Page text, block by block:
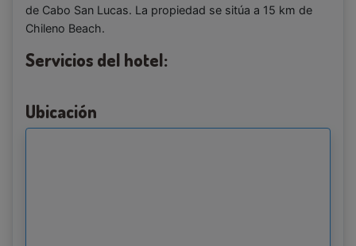
de Cabo San Lucas. La propiedad se sitúa a 15 km de
Chileno Beach.
Servicios del hotel:
Ubicación